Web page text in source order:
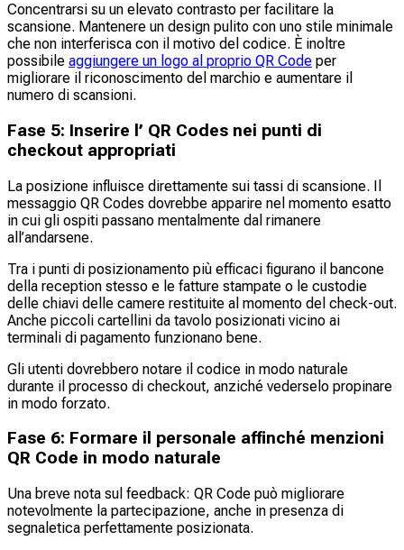
Concentrarsi su un elevato contrasto per facilitare la
scansione. Mantenere un design pulito con uno stile minimale
che non interferisca con il motivo del codice. È inoltre
possibile aggiungere un logo al proprio QR Code per
migliorare il riconoscimento del marchio e aumentare il
numero di scansioni.
Fase 5: Inserire l’ QR Codes nei punti di
checkout appropriati
La posizione influisce direttamente sui tassi di scansione. Il
messaggio QR Codes dovrebbe apparire nel momento esatto
in cui gli ospiti passano mentalmente dal rimanere
all’andarsene.
Tra i punti di posizionamento più efficaci figurano il bancone
della reception stesso e le fatture stampate o le custodie
delle chiavi delle camere restituite al momento del check-out.
Anche piccoli cartellini da tavolo posizionati vicino ai
terminali di pagamento funzionano bene.
Gli utenti dovrebbero notare il codice in modo naturale
durante il processo di checkout, anziché vederselo propinare
in modo forzato.
Fase 6: Formare il personale affinché menzioni
QR Code in modo naturale
Una breve nota sul feedback: QR Code può migliorare
notevolmente la partecipazione, anche in presenza di
segnaletica perfettamente posizionata.